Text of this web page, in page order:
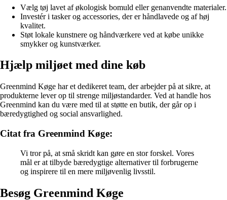
Vælg tøj lavet af økologisk bomuld eller genanvendte materialer.
Investér i tasker og accessories, der er håndlavede og af høj
kvalitet.
Støt lokale kunstnere og håndværkere ved at købe unikke
smykker og kunstværker.
Hjælp miljøet med dine køb
Greenmind Køge har et dedikeret team, der arbejder på at sikre, at
produkterne lever op til strenge miljøstandarder. Ved at handle hos
Greenmind kan du være med til at støtte en butik, der går op i
bæredygtighed og social ansvarlighed.
Citat fra Greenmind Køge:
Vi tror på, at små skridt kan gøre en stor forskel. Vores
mål er at tilbyde bæredygtige alternativer til forbrugerne
og inspirere til en mere miljøvenlig livsstil.
Besøg Greenmind Køge